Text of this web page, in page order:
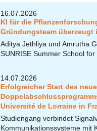
16.07.2026
KI für die
Gründungsteam überzeugt
Aditya Jethliya und Amrutha
SUNRISE Summer School
14.07.2026
Erfolgreicher Start des
Université de Lorraine in
Studiengang verbindet
Kommunikationssysteme mit